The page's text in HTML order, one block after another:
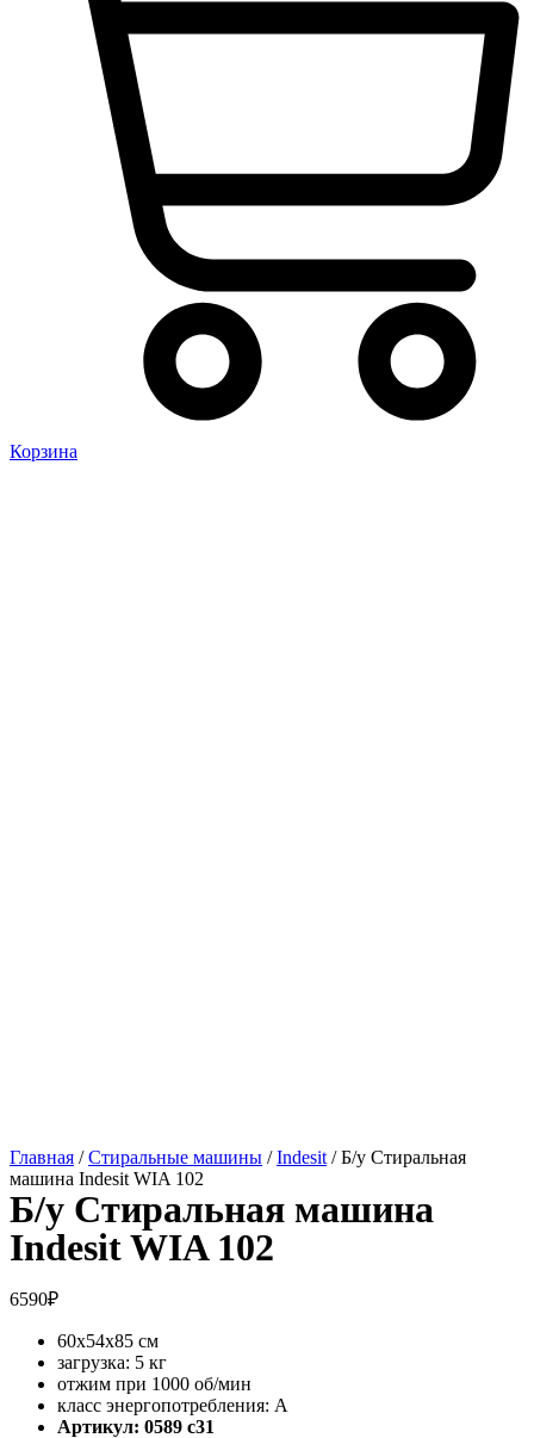
Корзина
Главная /Стиральные машины /Indesit / Б/у Стиральная
машина Indesit WIA 102
Б/у Стиральная машина
Indesit WIA 102
6590₽
60x54x85 см
загрузка: 5 кг
отжим при 1000 об/мин
класс энергопотребления: A
Артикул: 0589 c31